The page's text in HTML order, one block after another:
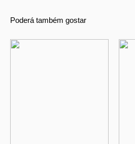
Poderá também gostar